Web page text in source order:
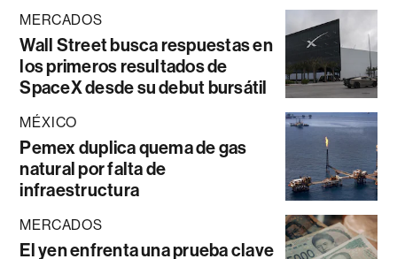
MERCADOS
Wall Street busca respuestas en
los primeros resultados de
SpaceX desde su debut bursátil
MÉXICO
Pemex duplica quema de gas
natural por falta de
infraestructura
MERCADOS
El yen enfrenta una prueba clave